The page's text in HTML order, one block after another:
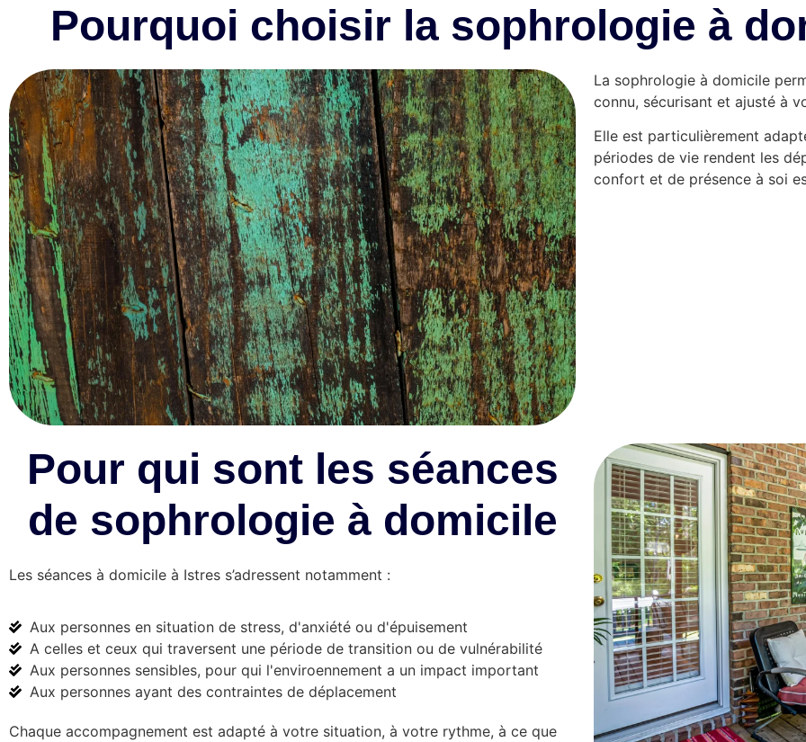
Pourquoi choisir la sophrologie à
La sophrologie à domicile
connu, sécurisant et ajusté à
Elle est particulièrement
périodes de vie rendent les
confort et de présence à soi
Pour qui sont les séances
de sophrologie à domicile
Les séances à domicile à Istres s’adressent notamment :
Aux personnes en situation de stress, d'anxiété ou d'épuisement
A celles et ceux qui traversent une période de transition ou de vulnérabilité
Aux personnes sensibles, pour qui l'enviroennement a un impact important
Aux personnes ayant des contraintes de déplacement
Chaque accompagnement est adapté à votre situation, à votre rythme, à ce que